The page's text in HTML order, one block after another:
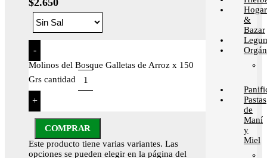
-
Molinos del Bosque Galletas de Arroz x 150
Grs cantidad
+
COMPRAR
Este producto tiene varias variantes. Las
opciones se pueden elegir en la página del
Hogar
&
Bazar
Pastas
de
Maní
y
Miel